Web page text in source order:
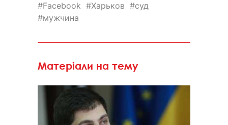
Facebook Харьков
суд
мужчина
Матеріали на тему